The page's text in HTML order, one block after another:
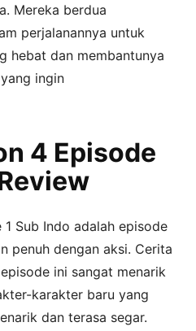
Mereka berdua
perjalanannya untuk
hebat dan membantunya
ingin
4 Episode
1 Sub Indo adalah episode
penuh dengan aksi. Cerita
ini sangat menarik
karakter baru yang
dan terasa segar.